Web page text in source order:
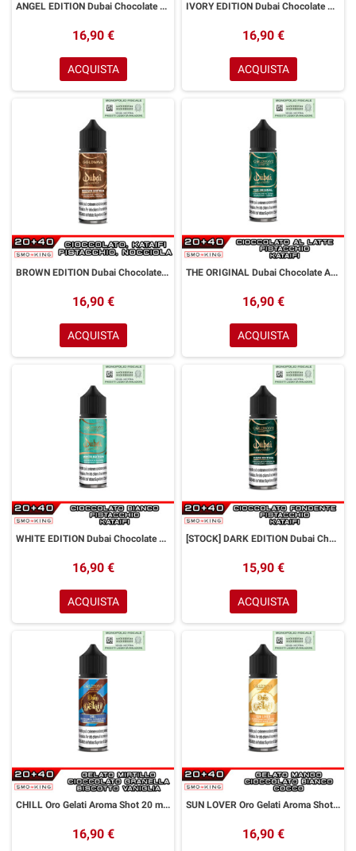
ANGEL EDITION Dubai Chocolate Aroma Shot 20ml GOLDWAVE Cioccolato Ruby Pistacchio Kataifi Zucchero Filato
16,90 €
ACQUISTA
IVORY EDITION Dubai Chocolate Aroma Shot 20ml GOLDWAVE Cioccolato Crema Lotus Pistacchio Kataifi
16,90 €
ACQUISTA
BROWN EDITION Dubai Chocolate Aroma Shot 20ml GOLDWAVE Cioccolato Nocciola Pistacchio Kataifi
16,90 €
ACQUISTA
THE ORIGINAL Dubai Chocolate Aroma Shot 20 ml GOLDWAVE Cioccolato al Latte Pistacchio Kataifi
16,90 €
ACQUISTA
WHITE EDITION Dubai Chocolate Aroma Shot 20 ml GOLDWAVE Cioccolato Bianco Pistacchio Kataifi
16,90 €
ACQUISTA
[STOCK] DARK EDITION Dubai Chocolate Aroma Shot 20 ml GOLDWAVE Cioccolato Fondente Pistacchio Kataifi
15,90 €
ACQUISTA
CHILL Oro Gelati Aroma Shot 20 ml GOLDWAVE Gelato Mirtillo Cioccolato Granella Biscotto Vaniglia
16,90 €
SUN LOVER Oro Gelati Aroma Shot 20 ml GOLDWAVE Gelato Mango Cioccolato Bianco Cocco
16,90 €